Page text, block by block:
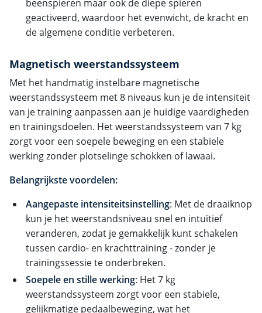
beenspieren maar ook de diepe spieren
geactiveerd, waardoor het evenwicht, de kracht en
de algemene conditie verbeteren.
Magnetisch weerstandssysteem
Met het handmatig instelbare magnetische
weerstandssysteem met 8 niveaus kun je de intensiteit
van je training aanpassen aan je huidige vaardigheden
en trainingsdoelen. Het weerstandssysteem van 7 kg
zorgt voor een soepele beweging en een stabiele
werking zonder plotselinge schokken of lawaai.
Belangrijkste voordelen:
Aangepaste intensiteitsinstelling: Met de draaiknop
kun je het weerstandsniveau snel en intuïtief
veranderen, zodat je gemakkelijk kunt schakelen
tussen cardio- en krachttraining - zonder je
trainingssessie te onderbreken.
Soepele en stille werking: Het 7 kg
weerstandssysteem zorgt voor een stabiele,
gelijkmatige pedaalbeweging, wat het